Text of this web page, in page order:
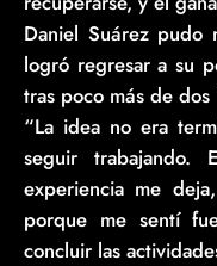
Daniel Suárez pudo
logró regresar a su
tras poco más de
“La idea no era
seguir trabajando.
experiencia me
porque me sentí
concluir las